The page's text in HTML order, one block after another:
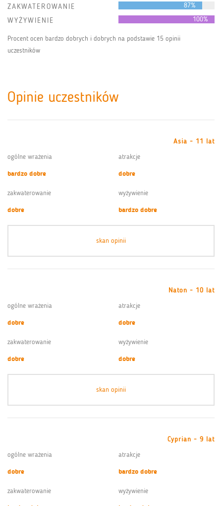
ZAKWATEROWANIE 87%
WYŻYWIENIE 100%
Procent ocen bardzo dobrych i dobrych na podstawie 15 opinii
uczestników
Opinie uczestników
Asia - 11 lat
ogólne wrażenia
bardzo dobre
atrakcje
dobre
zakwaterowanie
dobre
wyżywienie
bardzo dobre
skan opinii
Naton - 10 lat
ogólne wrażenia
dobre
atrakcje
dobre
zakwaterowanie
dobre
wyżywienie
dobre
skan opinii
Cyprian - 9 lat
ogólne wrażenia
dobre
atrakcje
bardzo dobre
zakwaterowanie
wyżywienie